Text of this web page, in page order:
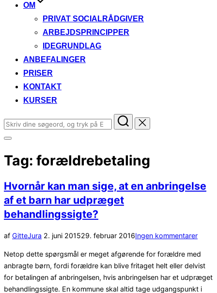
OM
PRIVAT SOCIALRÅDGIVER
ARBEJDSPRINCIPPER
IDEGRUNDLAG
ANBEFALINGER
PRISER
KONTAKT
KURSER
Søg
efter:
Slå
i
sidekolonne
Tag: forældrebetaling
Hvornår kan man sige, at en anbringelse
af et barn har udpræget
behandlingssigte?
af GitteJura Udgivet
2. juni 201529. februar 2016Ingen kommentarer
Netop dette spørgsmål er meget afgørende for forældre med
anbragte børn, fordi forældre kan blive fritaget helt eller delvist
for betalingen af anbringelsen, hvis anbringelsen har et udpræget
behandlingssigte. En kommune skal altid tage udgangspunkt i